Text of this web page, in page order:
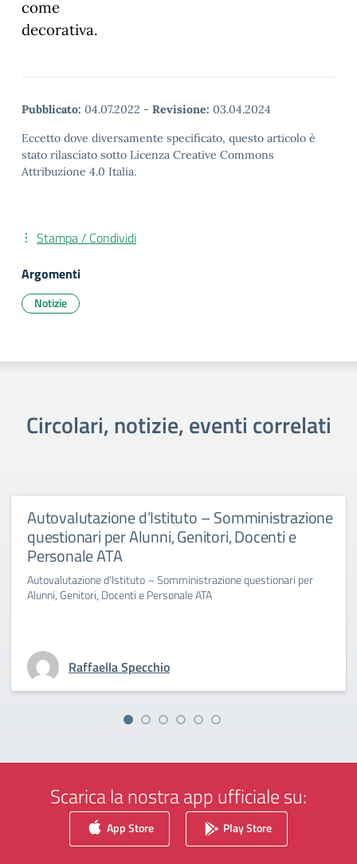
Pubblicato: 04.07.2022 - Revisione: 03.04.2024
Eccetto dove diversamente specificato, questo articolo è
stato rilasciato sotto Licenza Creative Commons
Attribuzione 4.0 Italia.
Stampa / Condividi
Argomenti
Notizie
Circolari, notizie, eventi correlati
Autovalutazione d’Istituto – Somministrazione
questionari per Alunni, Genitori, Docenti e
Personale ATA
Autovalutazione d’Istituto – Somministrazione questionari per
Alunni, Genitori, Docenti e Personale ATA
Raffaella Specchio
Scarica la nostra app ufficiale su:
App Store Play Store